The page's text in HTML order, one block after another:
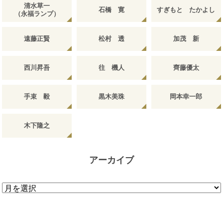
清水草一
（永福ランプ）
石橋 寛 すぎもと たかよし
遠藤正賢 松村 透 加茂 新
西川昇吾 往 機人 齊藤優太
手束 毅 黒木美珠 岡本幸一郎
木下隆之
アーカイブ
ア